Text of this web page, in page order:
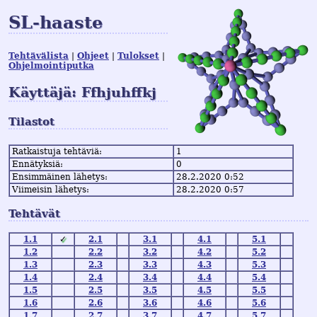
SL-haaste
Tehtävälista Ohjeet
Tulokset
Ohjelmointiputka
Käyttäjä: Ffhjuhffkj
Tilastot
Ratkaistuja tehtäviä:
1
Ennätyksiä:
0
Ensimmäinen lähetys:
28.2.2020 0:52
Viimeisin lähetys:
28.2.2020 0:57
Tehtävät
1.1 ✓ 2.1 3.1 4.1
5.1
1.2
2.2 3.2 4.2
5.2
1.3
2.3 3.3 4.3
5.3
1.4
2.4 3.4 4.4
5.4
1.5
2.5 3.5 4.5
5.5
1.6
2.6 3.6 4.6
5.6